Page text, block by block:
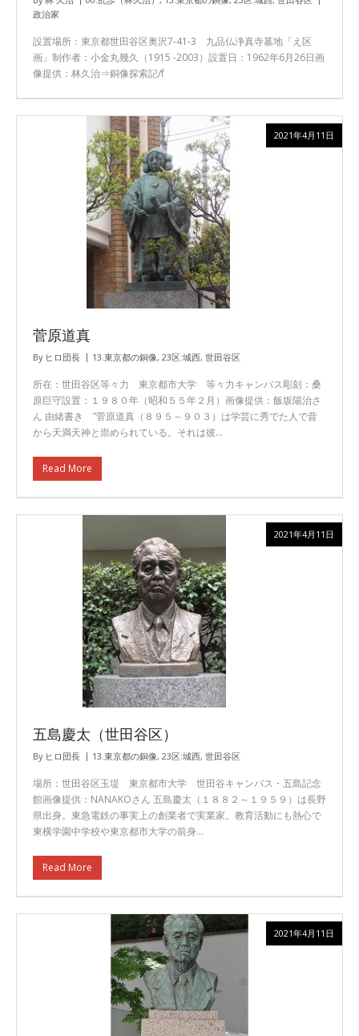
政治家
設置場所：東京都世田谷区奥沢7-41-3 九品仏浄真寺墓地「え区
画」制作者：小金丸幾久（1915 -2003）設置日：1962年6月26日画
像提供：林久治⇒銅像探索記/f
菅原道真
By ヒロ団長 13.東京都の銅像, 23区:城西, 世田谷区
所在：世田谷区等々力 東京都市大学 等々力キャンパス彫刻：桑
原巨守設置：１９８０年（昭和５５年２月）画像提供：飯坂陽治さ
ん 由緒書き ”菅原道真（８９５～９０３）は学芸に秀でた人で昔
から天満天神と崇められている。それは彼…
Read More
2021年4月11日
五島慶太（世田谷区）
By ヒロ団長 13.東京都の銅像, 23区:城西, 世田谷区
場所：世田谷区玉堤 東京都市大学 世田谷キャンパス・五島記念
館画像提供：NANAKOさん 五島慶太（１８８２～１９５９）は長野
県出身。東急電鉄の事実上の創業者で実業家。教育活動にも熱心で
東横学園中学校や東京都市大学の前身…
Read More
2021年4月11日
2021年4月11日